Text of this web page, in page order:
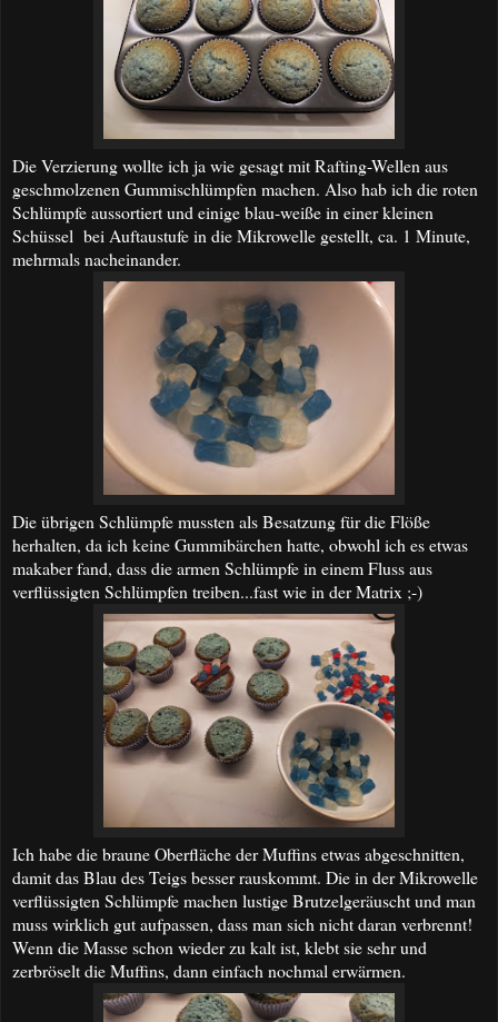
Die Verzierung wollte ich ja wie gesagt mit Rafting-Wellen aus
geschmolzenen Gummischlümpfen machen. Also hab ich die roten
Schlümpfe aussortiert und einige blau-weiße in einer kleinen
Schüssel bei Auftaustufe in die Mikrowelle gestellt, ca. 1 Minute,
mehrmals nacheinander.
Die übrigen Schlümpfe mussten als Besatzung für die Flöße
herhalten, da ich keine Gummibärchen hatte, obwohl ich es etwas
makaber fand, dass die armen Schlümpfe in einem Fluss aus
verflüssigten Schlümpfen treiben...fast wie in der Matrix ;-)
Ich habe die braune Oberfläche der Muffins etwas abgeschnitten,
damit das Blau des Teigs besser rauskommt. Die in der Mikrowelle
verflüssigten Schlümpfe machen lustige Brutzelgeräuscht und man
muss wirklich gut aufpassen, dass man sich nicht daran verbrennt!
Wenn die Masse schon wieder zu kalt ist, klebt sie sehr und
zerbröselt die Muffins, dann einfach nochmal erwärmen.